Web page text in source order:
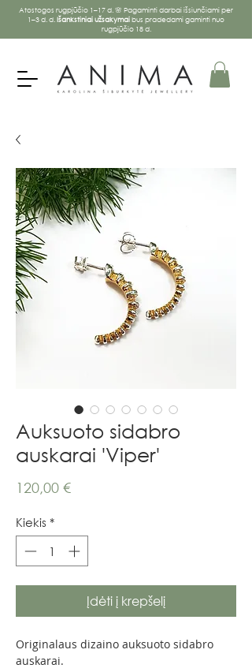
Atostogos rugpjūčio 1–17 d. 🌸 Pagaminti darbai išsiunčiami per
1–3 d. d.Išankstiniai užsakymaibus pradedami gaminti nuo
rugpjūčio 18 d.
Auksuoto sidabro
auskarai 'Viper'
120,00 €Price
Kiekis *
Įdėti į krepšelį
Originalaus dizaino auksuoto sidabro
auskarai.